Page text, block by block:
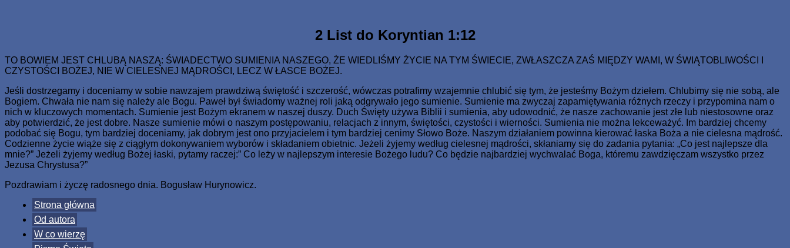
2 List do Koryntian 1:12
TO BOWIEM JEST CHLUBĄ NASZĄ: ŚWIADECTWO SUMIENIA NASZEGO, ŻE WIEDLIŚMY ŻYCIE NA TYM ŚWIECIE, ZWŁASZCZA ZAŚ MIĘDZY WAMI, W ŚWIĄTOBLIWOŚCI I
CZYSTOŚCI BOŻEJ, NIE W CIELESNEJ MĄDROŚCI, LECZ W ŁASCE BOŻEJ.
Jeśli dostrzegamy i doceniamy w sobie nawzajem prawdziwą świętość i szczerość, wówczas potrafimy wzajemnie chlubić się tym, że jesteśmy Bożym dziełem. Chlubimy się nie sobą, ale
Bogiem. Chwała nie nam się należy ale Bogu. Paweł był świadomy ważnej roli jaką odgrywało jego sumienie. Sumienie ma zwyczaj zapamiętywania różnych rzeczy i przypomina nam o
nich w kluczowych momentach. Sumienie jest Bożym ekranem w naszej duszy. Duch Święty używa Biblii i sumienia, aby udowodnić, że nasze zachowanie jest złe lub niestosowne oraz
aby potwierdzić, że jest dobre. Nasze sumienie mówi o naszym postępowaniu, relacjach z innym, świętości, czystości i wierności. Sumienia nie można lekceważyć. Im bardziej chcemy
podobać się Bogu, tym bardziej doceniamy, jak dobrym jest ono przyjacielem i tym bardziej cenimy Słowo Boże. Naszym działaniem powinna kierować łaska Boża a nie cielesna mądrość.
Codzienne życie wiąże się z ciągłym dokonywaniem wyborów i składaniem obietnic. Jeżeli żyjemy według cielesnej mądrości, skłaniamy się do zadania pytania: „Co jest najlepsze dla
mnie?” Jeżeli żyjemy według Bożej łaski, pytamy raczej:” Co leży w najlepszym interesie Bożego ludu? Co będzie najbardziej wychwalać Boga, któremu zawdzięczam wszystko przez
Jezusa Chrystusa?”
Pozdrawiam i życzę radosnego dnia. Bogusław Hurynowicz.
Strona główna
Od autora
W co wierzę